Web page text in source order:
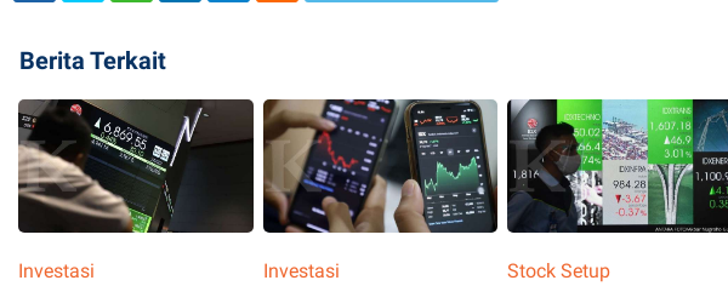
Berita Terkait
Investasi Investasi Stock Setup